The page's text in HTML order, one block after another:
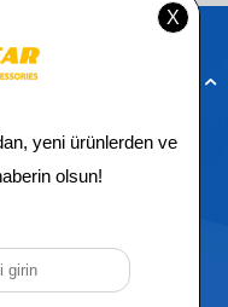
Esenyurt/İstanbul